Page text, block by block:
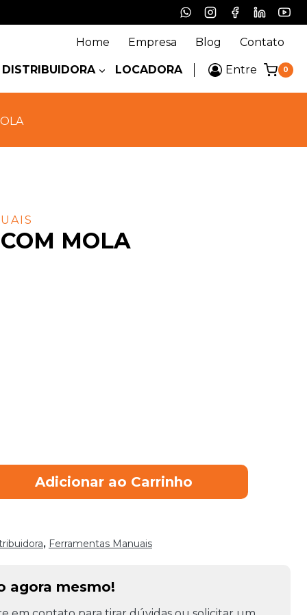
Home Empresa Blog Contato
DISTRIBUIDORA LOCADORA Entre 0
MOLA
Adicionar ao Carrinho
, Ferramentas Manuais
agora mesmo!